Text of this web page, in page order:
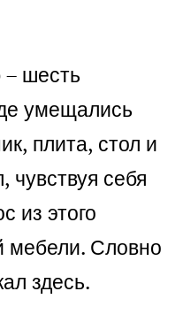
шесть
умещались
плита, стол и
чувствуя себя
из этого
мебели. Словно
здесь.